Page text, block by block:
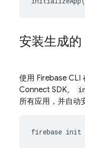
安装生成
使用 Firebase CLI
Connect SDK。
所有应用，并自动
firebase init